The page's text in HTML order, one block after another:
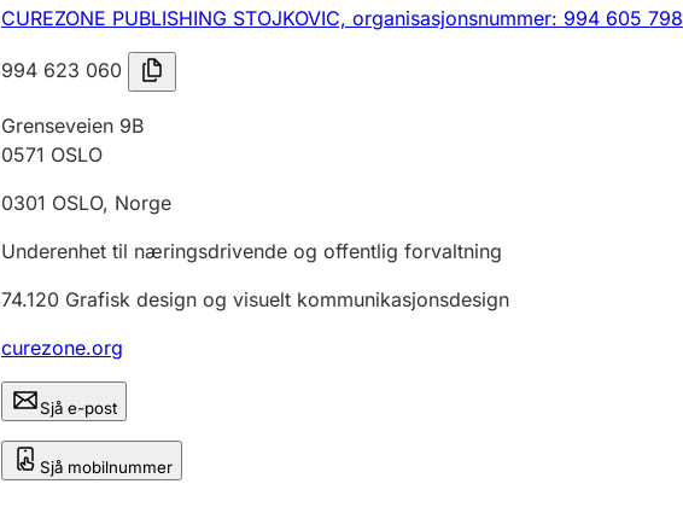
CUREZONE PUBLISHING STOJKOVIC, organisasjonsnummer: 994 605 798
994 623 060
Grenseveien 9B
0571 OSLO
0301 OSLO, Norge
Underenhet til næringsdrivende og offentlig forvaltning
74.120 Grafisk design og visuelt kommunikasjonsdesign
curezone.org
Sjå e-post
Sjå mobilnummer